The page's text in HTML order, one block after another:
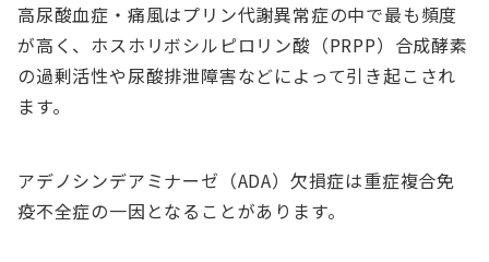
高尿酸血症・痛風はプリン代謝異常症の中で最も頻度
が高く、ホスホリボシルピロリン酸（PRPP）合成酵素
の過剰活性や尿酸排泄障害などによって引き起こされ
ます。
アデノシンデアミナーゼ（ADA）欠損症は重症複合免
疫不全症の一因となることがあります。